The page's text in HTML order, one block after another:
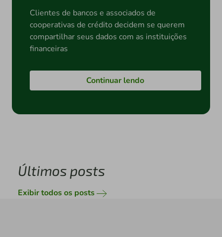
Clientes de bancos e associados de
cooperativas de crédito decidem se querem
compartilhar seus dados com as instituições
financeiras
Continuar lendo
Últimos posts
Exibir todos os posts